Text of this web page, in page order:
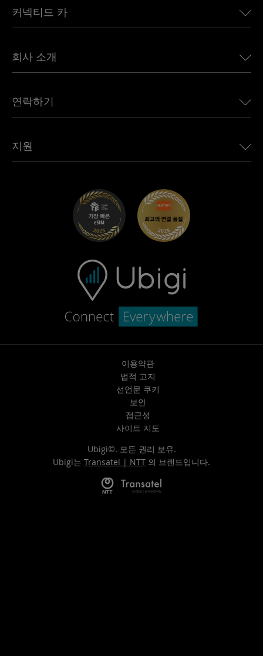
유럽용 eSIM
캐나다용 eSIM
아프리카용 eSIM
모든 목적지 보기
커넥티드 카
Land Rover용 Ubigi
Jeep용 Ubigi
Mini용 Ubigi
Maserati용 Ubigi
회사 소개
언론에 소개된 Ubigi
Ubigi 앱
연락하기
제휴 프로그램
지원
이용약관
법적 고지
선언문 쿠키
보안
접근성
사이트 지도
Ubigi©. 모든 권리 보유.
Ubigi는 Transatel | NTT 의 브랜드입니다.